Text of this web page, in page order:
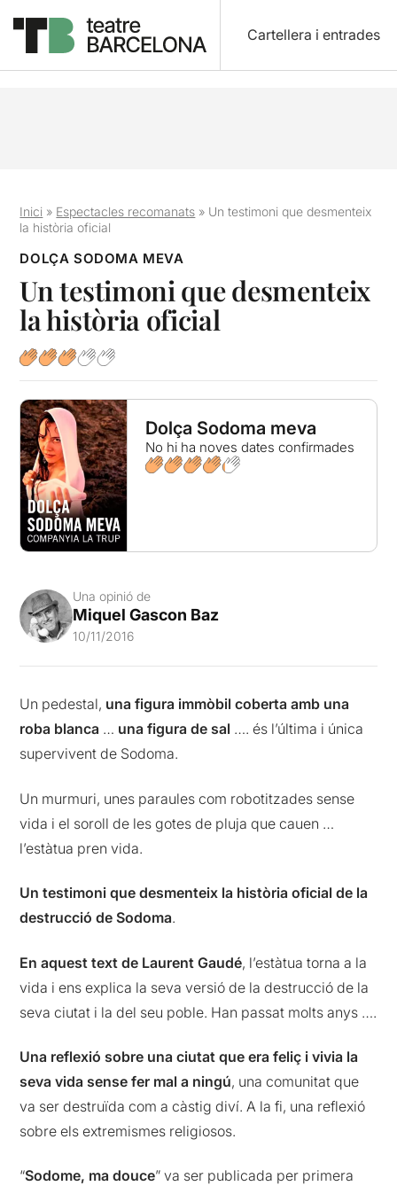
Cartellera i entrades
Inici » Espectacles recomanats » Un testimoni que desmenteix
la història oficial
DOLÇA SODOMA MEVA
Un testimoni que desmenteix
la història oficial
Dolça Sodoma meva
No hi ha noves dates confirmades
Una opinió de
Miquel Gascon Baz
10/11/2016
Un pedestal, una figura immòbil coberta amb una
roba blanca … una figura de sal …. és l’última i única
supervivent de Sodoma.
Un murmuri, unes paraules com robotitzades sense
vida i el soroll de les gotes de pluja que cauen …
l’estàtua pren vida.
Un testimoni que desmenteix la història oficial de la
destrucció de Sodoma.
En aquest text de Laurent Gaudé, l’estàtua torna a la
vida i ens explica la seva versió de la destrucció de la
seva ciutat i la del seu poble. Han passat molts anys ….
Una reflexió sobre una ciutat que era feliç i vivia la
seva vida sense fer mal a ningú, una comunitat que
va ser destruïda com a càstig diví. A la fi, una reflexió
sobre els extremismes religiosos.
“Sodome, ma douce” va ser publicada per primera